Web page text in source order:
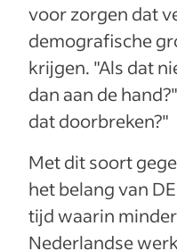
voor zorgen dat
demografische
krijgen. "Als dat
dan aan de
dat doorbreken?"
Met dit soort
het belang van
tijd waarin
Nederlandse